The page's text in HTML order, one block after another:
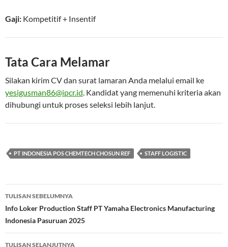
Gaji: Kompetitif+ Insentif
Tata Cara Melamar
Silakan kirim CV dan surat lamaran Anda melalui email ke
yesigusman86@ipcr.id. Kandidat yang memenuhi kriteria akan
dihubungi untuk proses seleksi lebih lanjut.
PT INDONESIA POS CHEMTECH CHOSUN REF STAFF LOGISTIC
Navigasi
Tulisan
TULISAN SEBELUMNYA
Info Loker Production Staff PT Yamaha Electronics Manufacturing
Indonesia Pasuruan 2025
TULISAN SELANJUTNYA